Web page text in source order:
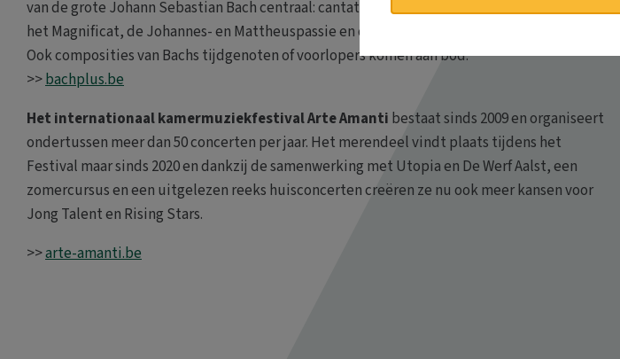
van de grote Johann Sebastian Bach centraal: cantates; maar ook de grotere werken zoals
het Magnificat, de Johannes- en Mattheuspassie en de Hohe Messe werden al uitgevoerd.
Ook composities van Bachs tijdgenoten of voorlopers komen aan bod.
>>bachplus.be
Het internationaal kamermuziekfestival Arte Amanti bestaat sinds 2009 en organiseert
ondertussen meer dan 50 concerten per jaar. Het merendeel vindt plaats tijdens het
Festival maar sinds 2020 en dankzij de samenwerking met Utopia en De Werf Aalst, een
zomercursus en een uitgelezen reeks huisconcerten creëren ze nu ook meer kansen voor
Jong Talent en Rising Stars.
>>arte-amanti.be